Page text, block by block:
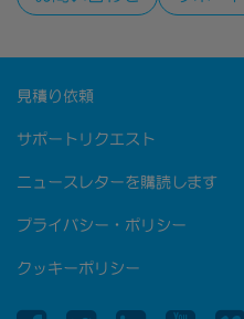
見積り依頼
サポートリクエスト
ニュースレターを購読します
プライバシー・ポリシー
クッキーポリシー